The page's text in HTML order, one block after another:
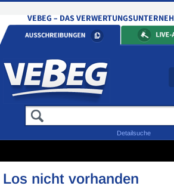
Detailsuche
Los nicht vorhanden